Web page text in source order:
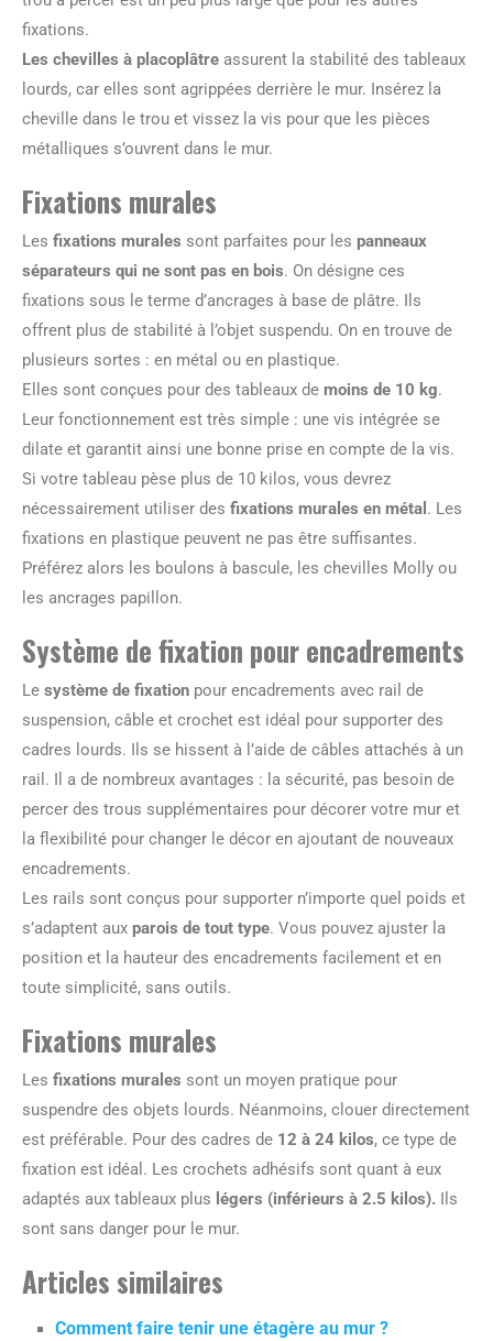
fixations.
Les chevilles à placoplâtre assurent la stabilité des tableaux
lourds, car elles sont agrippées derrière le mur. Insérez la
cheville dans le trou et vissez la vis pour que les pièces
métalliques s’ouvrent dans le mur.
Fixations murales
Les fixations murales sont parfaites pour les panneaux
séparateurs qui ne sont pas en bois. On désigne ces
fixations sous le terme d’ancrages à base de plâtre. Ils
offrent plus de stabilité à l’objet suspendu. On en trouve de
plusieurs sortes : en métal ou en plastique.
Elles sont conçues pour des tableaux de moins de 10 kg.
Leur fonctionnement est très simple : une vis intégrée se
dilate et garantit ainsi une bonne prise en compte de la vis.
Si votre tableau pèse plus de 10 kilos, vous devrez
nécessairement utiliser des fixations murales en métal . Les
fixations en plastique peuvent ne pas être suffisantes.
Préférez alors les boulons à bascule, les chevilles Molly ou
les ancrages papillon.
Système de fixation pour encadrements
Le système de fixation pour encadrements avec rail de
suspension, câble et crochet est idéal pour supporter des
cadres lourds. Ils se hissent à l’aide de câbles attachés à un
rail. Il a de nombreux avantages : la sécurité, pas besoin de
percer des trous supplémentaires pour décorer votre mur et
la flexibilité pour changer le décor en ajoutant de nouveaux
encadrements.
Les rails sont conçus pour supporter n’importe quel poids et
s’adaptent aux parois de tout type. Vous pouvez ajuster la
position et la hauteur des encadrements facilement et en
toute simplicité, sans outils.
Fixations murales
Les fixations murales sont un moyen pratique pour
suspendre des objets lourds. Néanmoins, clouer directement
est préférable. Pour des cadres de 12 à 24 kilos, ce type de
fixation est idéal. Les crochets adhésifs sont quant à eux
adaptés aux tableaux plus légers (inférieurs à 2.5 kilos). Ils
sont sans danger pour le mur.
Articles similaires
Comment faire tenir une étagère au mur ?